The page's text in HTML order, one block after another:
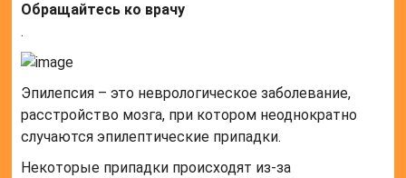
Обращайтесь ко врачу
.
Эпилепсия – это неврологическое заболевание,
расстройство мозга, при котором неоднократно
случаются эпилептические припадки.
Некоторые припадки происходят из-за